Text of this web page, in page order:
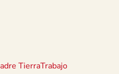
TierraTrabajo